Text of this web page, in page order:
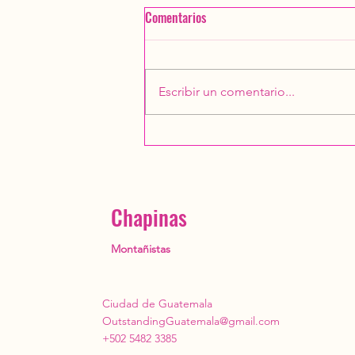
Convivio 2025 Chapinas
Comentarios
Escribir un comentario...
Chapinas
Montañistas
Ciudad de Guatemala
OutstandingGuatemala@gmail.com
+502 5482 3385